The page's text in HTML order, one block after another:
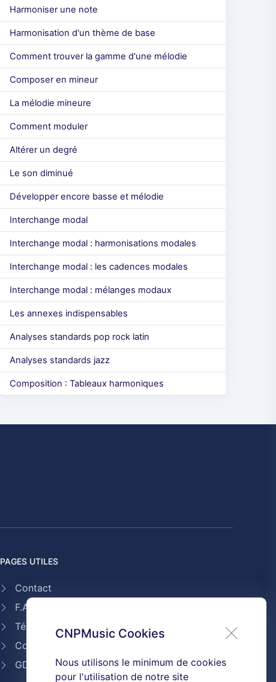
Harmoniser une note
Harmonisation d'un thème de base
Comment trouver la gamme d'une mélodie
Composer en mineur
La mélodie mineure
Comment moduler
Altérer un degré
Le son diminué
Développer encore basse et mélodie
Interchange modal
Interchange modal : harmonisations modales
Interchange modal : les cadences modales
Interchange modal : mélanges modaux
Les annexes indispensables
Analyses standards pop rock latin
Analyses standards jazz
Composition : Tableaux harmoniques
CNPMusic Cookies
Nous utilisons le minimum de cookies
pour l'utilisation de notre site
PAGES UTILES
Contact
F.A.Q
Témoignages
Conditions générales de ventes
GDPR & Cookies